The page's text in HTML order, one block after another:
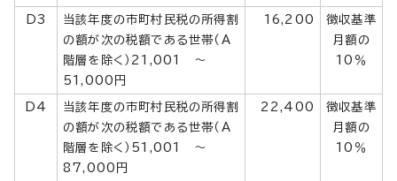
D3
当該年度の市町村民税の所得割
の額が次の税額である世帯（A
階層を除く）21,001 ～
51,000円
16,200
徴収基準
月額の
10％
D4
当該年度の市町村民税の所得割
の額が次の税額である世帯（A
階層を除く）51,001 ～
87,000円
22,400
徴収基準
月額の
10％